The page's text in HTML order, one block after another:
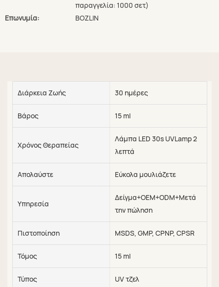
παραγγελία: 1000 σετ)
Επωνυμία:
BOZLIN
Διάρκεια Ζωής 30 ημέρες
Βάρος 15 ml
Χρόνος Θεραπείας
Λάμπα LED 30s UVLamp 2
λεπτά
Απολαύστε Εύκολα μουλιάζετε
Υπηρεσία
Δείγμα+OEM+ODM+Μετά
την πώληση
Πιστοποίηση MSDS, GMP, CPNP, CPSR
Τόμος 15 ml
Τύπος UV τζελ